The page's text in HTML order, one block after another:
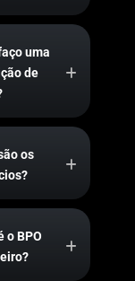
uma
de
os
o BPO